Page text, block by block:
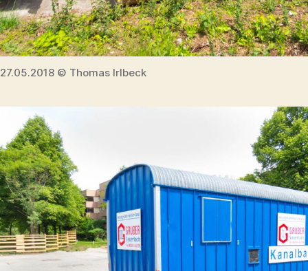
27.05.2018 © Thomas Irlbeck